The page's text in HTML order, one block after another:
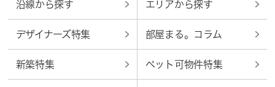
沿線から探す エリアから探す
デザイナーズ特集 部屋まる。コラム
新築特集 ペット可物件特集